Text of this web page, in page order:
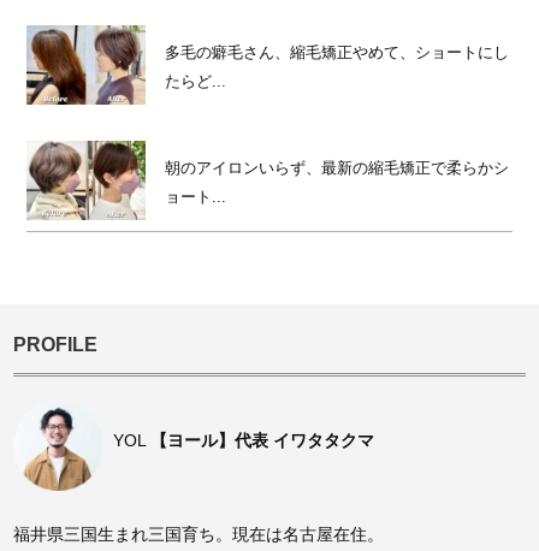
多毛の癖毛さん、縮毛矯正やめて、ショートにし
たらど...
朝のアイロンいらず、最新の縮毛矯正で柔らかシ
ョート...
PROFILE
YOL 【ヨール】代表 イワタタクマ
福井県三国生まれ三国育ち。現在は名古屋在住。